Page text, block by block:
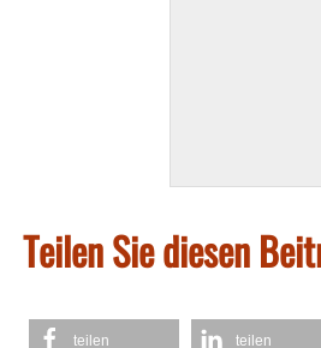
Teilen Sie diesen
teilen teilen